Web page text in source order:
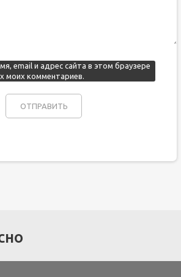
email и адрес сайта в этом браузере
моих комментариев.